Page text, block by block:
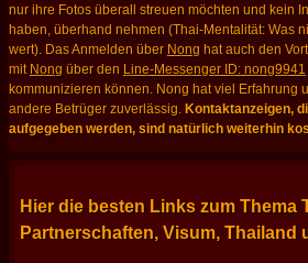
nur ihre Fotos überall streuen möchten und kein
haben, überhand nehmen (Thai-Mentalität: Was
wert). Das Anmelden über Nong hat auch den
mit Nong über den Line-Messenger ID: nong9941
kommunizieren können. Nong hat viel Erfahrung
andere Betrüger zuverlässig. Kontaktanzeigen,
aufgegeben werden, sind natürlich weiterhin
Hier die besten Links zum Thema
Partnerschaften, Visum, Thailand